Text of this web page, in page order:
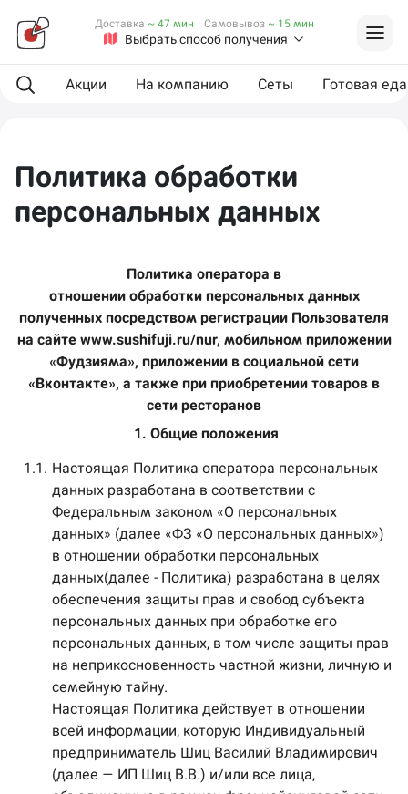
Выбрать способ получения
Доставка ~ 47 мин · Самовывоз ~ 15 мин
Акции На компанию Сеты Готовая еда
Политика обработки
персональных данных
Политика оператора в
отношении обработки персональных данных
полученных посредством регистрации Пользователя
на сайте www.sushifuji.ru/nur, мобильном приложении
«Фудзияма», приложении в социальной сети
«Вконтакте», а также при приобретении товаров в
сети ресторанов
1. Общие положения
1.1. Настоящая Политика оператора персональных
данных разработана в соответствии с
Федеральным законом «О персональных
данных» (далее «ФЗ «О персональных данных»)
в отношении обработки персональных
данных(далее - Политика) разработана в целях
обеспечения защиты прав и свобод субъекта
персональных данных при обработке его
персональных данных, в том числе защиты прав
на неприкосновенность частной жизни, личную и
семейную тайну.
Настоящая Политика действует в отношении
всей информации, которую Индивидуальный
предприниматель Шиц Василий Владимирович
(далее — ИП Шиц В.В.) и/или все лица,